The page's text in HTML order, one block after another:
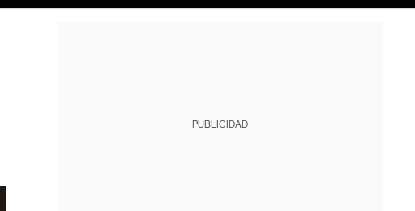
PUBLICIDAD